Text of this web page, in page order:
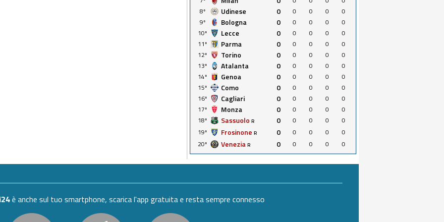
8º
Udinese 0 0 0 0
0
9º
Bologna 0 0 0 0
0
10º
Lecce 0 0 0 0
0
11º
Parma 0 0 0 0
0
12º
Torino 0 0 0 0
0
13º
Atalanta 0 0 0 0
0
14º
Genoa 0 0 0 0
0
15º
Como 0 0 0 0
0
16º
Cagliari 0 0 0 0
0
17º
Monza 0 0 0 0
0
18º
Sassuolo R 0 0 0 0
0
19º
Frosinone R 0 0 0 0
0
20º
Venezia R 0 0 0 0 0
è anche sul tuo smartphone, scarica l'app gratuita e resta sempre connesso